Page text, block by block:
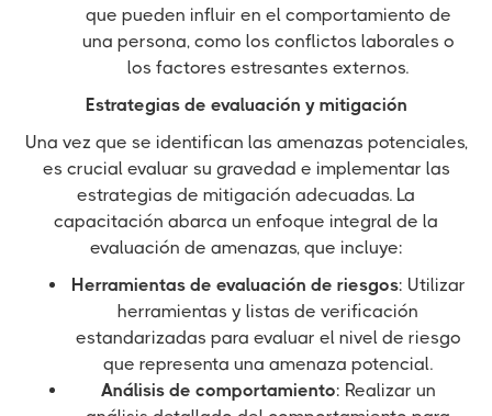
que pueden influir en el comportamiento de
una persona, como los conflictos laborales o
los factores estresantes externos.
Estrategias de evaluación y mitigación
Una vez que se identifican las amenazas potenciales,
es crucial evaluar su gravedad e implementar las
estrategias de mitigación adecuadas. La
capacitación abarca un enfoque integral de la
evaluación de amenazas, que incluye:
Herramientas de evaluación de riesgos: Utilizar
herramientas y listas de verificación
estandarizadas para evaluar el nivel de riesgo
que representa una amenaza potencial.
Análisis de comportamiento: Realizar un